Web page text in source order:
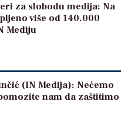
za slobodu medija: Na
više od 140.000
Mediju
(IN Medija): Nećemo
nam da zaštitimo